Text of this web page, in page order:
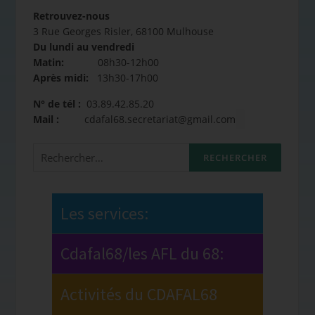
Retrouvez-nous
3 Rue Georges Risler, 68100 Mulhouse
Du lundi au vendredi
Matin: 08h30-12h00
Après midi: 13h30-17h00
N° de tél : 03.89.42.85.20
Mail : cdafal68.secretariat@gmail.com